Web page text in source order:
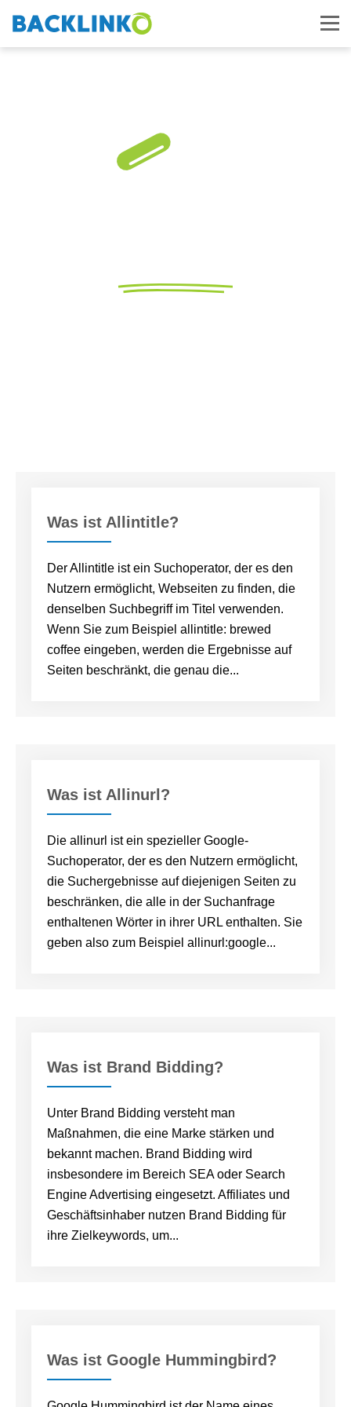
Was ist Allintitle?
Der Allintitle ist ein Suchoperator, der es den
Nutzern ermöglicht, Webseiten zu finden, die
denselben Suchbegriff im Titel verwenden.
Wenn Sie zum Beispiel allintitle: brewed
coffee eingeben, werden die Ergebnisse auf
Seiten beschränkt, die genau die...
Was ist Allinurl?
Die allinurl ist ein spezieller Google-
Suchoperator, der es den Nutzern ermöglicht,
die Suchergebnisse auf diejenigen Seiten zu
beschränken, die alle in der Suchanfrage
enthaltenen Wörter in ihrer URL enthalten. Sie
geben also zum Beispiel allinurl:google...
Was ist Brand Bidding?
Unter Brand Bidding versteht man
Maßnahmen, die eine Marke stärken und
bekannt machen. Brand Bidding wird
insbesondere im Bereich SEA oder Search
Engine Advertising eingesetzt. Affiliates und
Geschäftsinhaber nutzen Brand Bidding für
ihre Zielkeywords, um...
Was ist Google Hummingbird?